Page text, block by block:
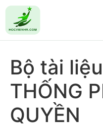
Bộ tài
THỐNG
QUYỀN